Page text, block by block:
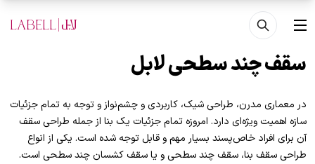
رفتن به محتوای اصلی
منو
سقف چند سطحی لابل
در معماری مدرن، طراحی شیک، کاربردی و چشم‌نواز و توجه به تمام جزئیات
سازه اهمیت ویژه‌ای دارد. امروزه تمام جزئیات یک بنا از جمله طراحی سقف
آن برای افراد خاص‌پسند بسیار مهم و قابل توجه شده است. یکی از انواع
طراحی سقف بنا، سقف چند سطحی و یا سقف کشسان چند سطحی است.